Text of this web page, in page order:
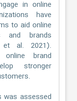
in online
have
to aid online
and brands
et al. 2021).
brand
stronger
assessed